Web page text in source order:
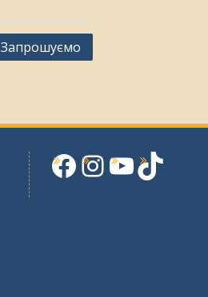
Запрошуємо
Facebook
Instagram
YouTube
TikTok